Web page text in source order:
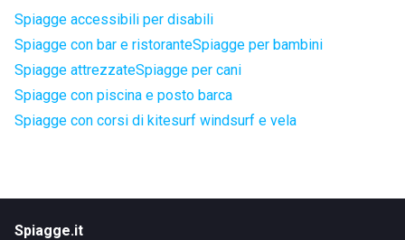
Spiagge accessibili per disabili
Spiagge con bar e ristoranteSpiagge per bambini
Spiagge attrezzateSpiagge per cani
Spiagge con piscina e posto barca
Spiagge con corsi di kitesurf windsurf e vela
Spiagge.it